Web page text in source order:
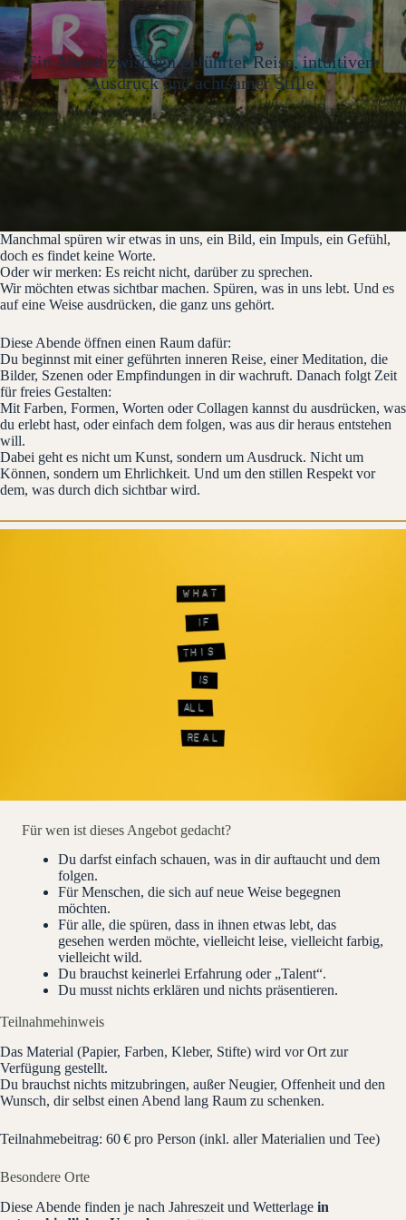
Ein Abend zwischen geführter Reise, intuitivem
Ausdruck und achtsamer Stille.
Manchmal spüren wir etwas in uns, ein Bild, ein Impuls, ein Gefühl,
doch es findet keine Worte.
Oder wir merken: Es reicht nicht, darüber zu sprechen.
Wir möchten etwas sichtbar machen. Spüren, was in uns lebt. Und es
auf eine Weise ausdrücken, die ganz uns gehört.
Diese Abende öffnen einen Raum dafür:
Du beginnst mit einer geführten inneren Reise, einer Meditation, die
Bilder, Szenen oder Empfindungen in dir wachruft. Danach folgt Zeit
für freies Gestalten:
Mit Farben, Formen, Worten oder Collagen kannst du ausdrücken, was
du erlebt hast, oder einfach dem folgen, was aus dir heraus entstehen
will.
Dabei geht es nicht um Kunst, sondern um Ausdruck. Nicht um
Können, sondern um Ehrlichkeit. Und um den stillen Respekt vor
dem, was durch dich sichtbar wird.
Für wen ist dieses Angebot gedacht?
Du darfst einfach schauen, was in dir auftaucht und dem
folgen.
Für Menschen, die sich auf neue Weise begegnen
möchten.
Für alle, die spüren, dass in ihnen etwas lebt, das
gesehen werden möchte, vielleicht leise, vielleicht farbig,
vielleicht wild.
Du brauchst keinerlei Erfahrung oder „Talent“.
Du musst nichts erklären und nichts präsentieren.
Teilnahmehinweis
Das Material (Papier, Farben, Kleber, Stifte) wird vor Ort zur
Verfügung gestellt.
Du brauchst nichts mitzubringen, außer Neugier, Offenheit und den
Wunsch, dir selbst einen Abend lang Raum zu schenken.
Teilnahmebeitrag: 60 € pro Person (inkl. aller Materialien und Tee)
Besondere Orte
Diese Abende finden je nach Jahreszeit und Wetterlage in